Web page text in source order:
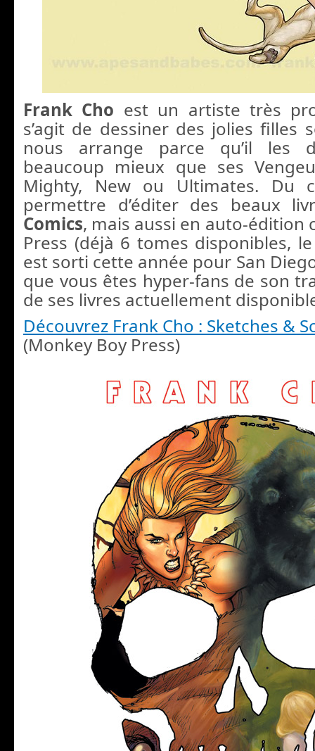
Frank Cho est un artiste très
s’agit de dessiner des jolies filles
nous arrange parce qu’il les
beaucoup mieux que ses
Mighty, New ou Ultimates. Du
permettre d’éditer des beaux
Comics, mais aussi en auto-édition
Press (déjà 6 tomes disponibles,
est sorti cette année pour San
que vous êtes hyper-fans de son
de ses livres actuellement
Découvrez Frank Cho : Sketches &
(Monkey Boy Press)